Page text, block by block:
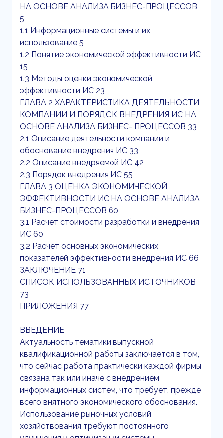
НА ОСНОВЕ АНАЛИЗА БИЗНЕС-ПРОЦЕССОВ
5
1.1 Информационные системы и их
использование 5
1.2 Понятие экономической эффективности ИС
15
1.3 Методы оценки экономической
эффективности ИС 23
ГЛАВА 2 ХАРАКТЕРИСТИКА ДЕЯТЕЛЬНОСТИ
КОМПАНИИ И ПОРЯДОК ВНЕДРЕНИЯ ИС НА
ОСНОВЕ АНАЛИЗА БИЗНЕС- ПРОЦЕССОВ 33
2.1 Описание деятельности компании и
обоснование внедрения ИС 33
2.2 Описание внедряемой ИС 42
2.3 Порядок внедрения ИС 55
ГЛАВА 3 ОЦЕНКА ЭКОНОМИЧЕСКОЙ
ЭФФЕКТИВНОСТИ ИС НА ОСНОВЕ АНАЛИЗА
БИЗНЕС-ПРОЦЕССОВ 60
3.1 Расчет стоимости разработки и внедрения
ИС 60
3.2 Расчет основных экономических
показателей эффективности внедрения ИС 66
ЗАКЛЮЧЕНИЕ 71
СПИСОК ИСПОЛЬЗОВАННЫХ ИСТОЧНИКОВ
73
ПРИЛОЖЕНИЯ 77
ВВЕДЕНИЕ
Актуальность тематики выпускной
квалификационной работы заключается в том,
что сейчас работа практически каждой фирмы
связана так или иначе с внедрением
информационных систем, что требует, прежде
всего внятного экономического обоснования.
Использование рыночных условий
хозяйствования требуют постоянного